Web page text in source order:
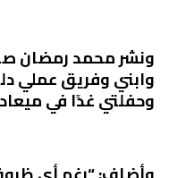
ونشر محمد رمضان
وابني وفريق عملي
وحفلتي غدًا في